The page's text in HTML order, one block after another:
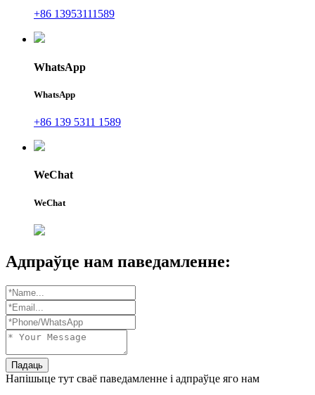
+86 13953111589
WhatsApp
WhatsApp
+86 139 5311 1589
WeChat
WeChat
Адпраўце нам паведамленне:
Падаць
Напішыце тут сваё паведамленне і адпраўце яго нам